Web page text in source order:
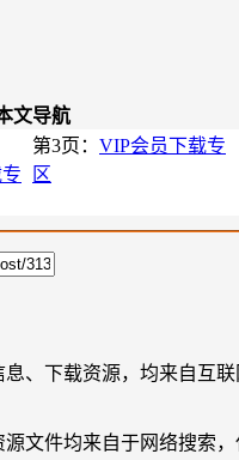
文导航
第3页： VIP会员下载专
区
、下载资源，均来自互
文件均来自于网络搜索